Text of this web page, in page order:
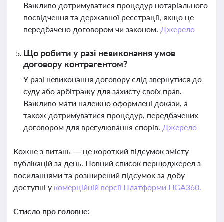
Важливо дотримуватися процедур нотаріального
посвідчення та державної реєстрації, якщо це
передбачено договором чи законом. Джерело
Що робити у разі невиконання умов
договору контрагентом?
У разі невиконання договору слід звернутися до
суду або арбітражу для захисту своїх прав.
Важливо мати належно оформлені докази, а
також дотримуватися процедур, передбачених
договором для врегулювання спорів. Джерело
Кожне з питань — це короткий підсумок змісту
публікацій за день. Повний список першоджерел з
посиланнями та розширений підсумок за добу
доступні у комерційній версії Платформи LIGA360.
Стисло про головне: